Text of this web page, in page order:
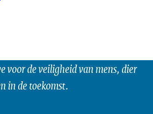
voor de veiligheid van mens, dier
in de toekomst.